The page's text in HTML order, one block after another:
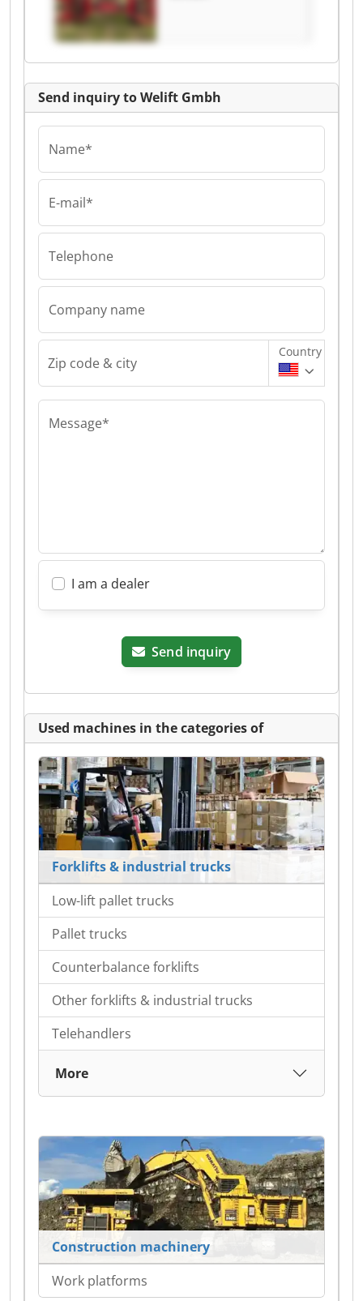
Send inquiry to Welift Gmbh
Name*
E-mail*
Telephone
Company name
Zip code & city
Country
Message*
I am a dealer
Send inquiry
Used machines in the categories of
Forklifts & industrial trucks
Low-lift pallet trucks
Pallet trucks
Counterbalance forklifts
Other forklifts & industrial trucks
Telehandlers
More
Construction machinery
Work platforms